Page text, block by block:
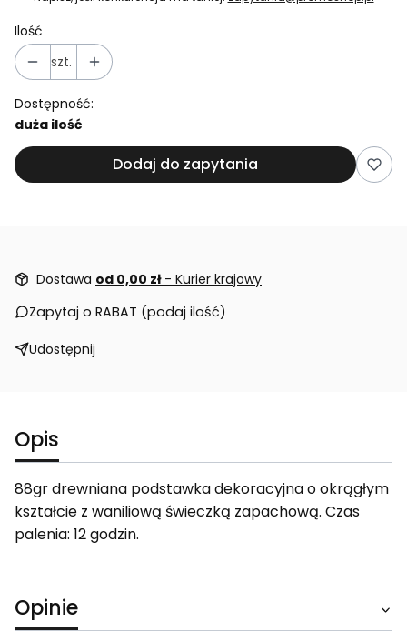
Ilość
szt.
Dostępność:
duża ilość
Dodaj do zapytania
Dostawa od 0,00 zł - Kurier krajowy
Zapytaj o RABAT (podaj ilość)
Udostępnij
Opis
88gr drewniana podstawka dekoracyjna o okrągłym
kształcie z waniliową świeczką zapachową. Czas
palenia: 12 godzin.
Opinie